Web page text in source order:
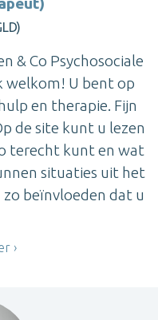
& Co Psychosociale
welkom! U bent op
en therapie. Fijn
de site kunt u lezen
terecht kunt en wat
situaties uit het
beïnvloeden dat u